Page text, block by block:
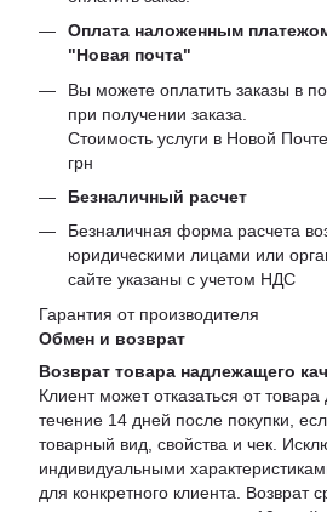
Оплата наложенным
"Новая почта"
Вы можете оплатить заказы в
при получении заказа.
Стоимость услуги в Новой
грн
Безналичный расчет
Безналичная форма расчета
юридическими лицами или
сайте указаны с учетом НДС
Гарантия от производителя
Обмен и возврат
Возврат товара надлежащего
Клиент может отказаться от
течение 14 дней после покупки,
товарный вид, свойства и чек.
индивидуальными
для конкретного клиента. Возврат